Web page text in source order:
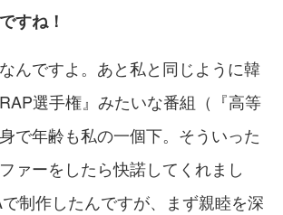
すね！
んですよ。あと私と同じように韓
選手権』みたいな番組（『高等
で年齢も私の一個下。そういった
ァーをしたら快諾してくれまし
制作したんですが、まず親睦を深